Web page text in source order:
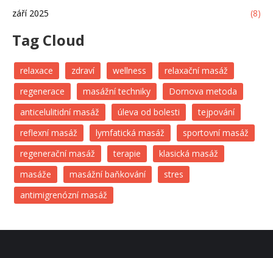
září 2025
(8)
Tag Cloud
relaxace zdraví wellness
relaxační masáž
regenerace
masážní techniky
Dornova metoda
anticelulitidní masáž
úleva od bolesti
tejpování
reflexní masáž
lymfatická masáž
sportovní masáž
regenerační masáž
terapie
klasická masáž
masáže
masážní baňkování
stres
antimigrenózní masáž